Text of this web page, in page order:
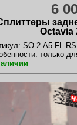
6
Octavia
SO-2-A5-FL-
только